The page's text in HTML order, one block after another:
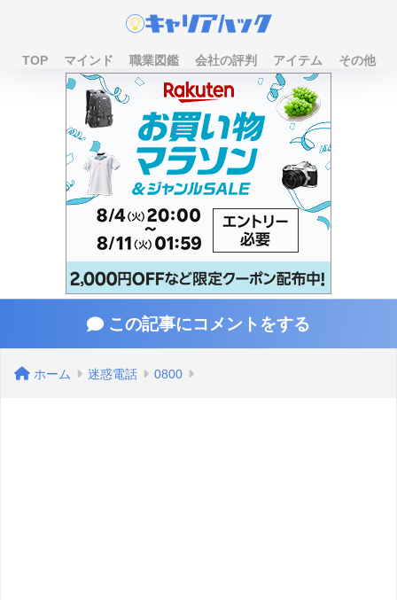
TOP マインド 職業図鑑 会社の評判 アイテム その他
この記事にコメントをする
ホーム 迷惑電話 0800